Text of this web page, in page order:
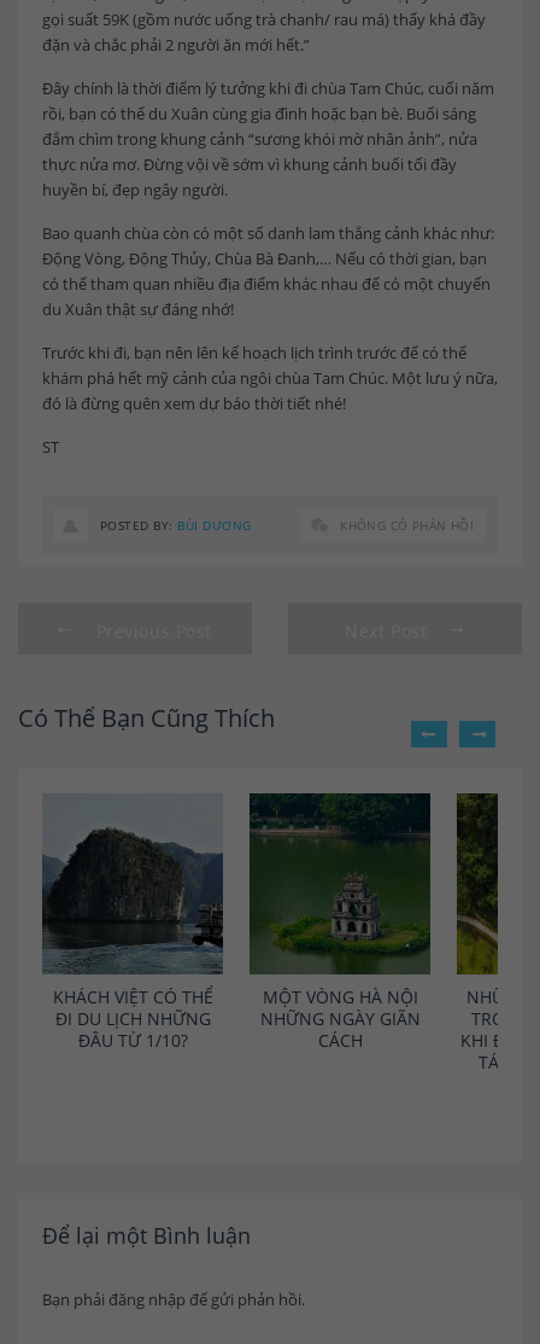
gọi suất 59K (gồm nước uống trà chanh/ rau má) thấy khá đầy
đặn và chắc phải 2 người ăn mới hết.”
Đây chính là thời điểm lý tưởng khi đi chùa Tam Chúc, cuối năm
rồi, bạn có thể du Xuân cùng gia đình hoặc bạn bè. Buổi sáng
đắm chìm trong khung cảnh “sương khói mờ nhân ảnh”, nửa
thực nửa mơ. Đừng vội về sớm vì khung cảnh buổi tối đầy
huyền bí, đẹp ngây người.
Bao quanh chùa còn có một số danh lam thắng cảnh khác như:
Động Vòng, Động Thủy, Chùa Bà Đanh,… Nếu có thời gian, bạn
có thể tham quan nhiều địa điểm khác nhau để có một chuyến
du Xuân thật sự đáng nhớ!
Trước khi đi, bạn nên lên kế hoạch lịch trình trước để có thể
khám phá hết mỹ cảnh của ngôi chùa Tam Chúc. Một lưu ý nữa,
đó là đừng quên xem dự báo thời tiết nhé!
ST
POSTED BY: BÙI DƯƠNG KHÔNG CÓ PHẢN HỒI
Có Thể Bạn Cũng Thích
KHÁCH VIỆT CÓ THỂ
ĐI DU LỊCH NHỮNG
ĐÂU TỪ 1/10?
MỘT VÒNG HÀ NỘI
NHỮNG NGÀY GIÃN
CÁCH
NHỮNG
TRONG
KHI ĐI
TÁC
Để lại một Bình luận
Bạn phải đăng nhập để gửi phản hồi.